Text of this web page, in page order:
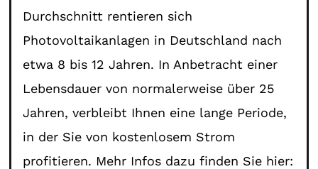
Durchschnitt rentieren sich
Photovoltaikanlagen in Deutschland nach
etwa 8 bis 12 Jahren. In Anbetracht einer
Lebensdauer von normalerweise über 25
Jahren, verbleibt Ihnen eine lange Periode,
in der Sie von kostenlosem Strom
profitieren. Mehr Infos dazu finden Sie hier: